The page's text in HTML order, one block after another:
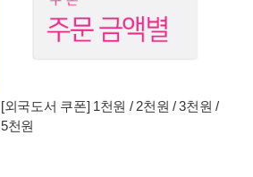
[외국도서 쿠폰] 1천원 / 2천원 / 3천원 /
5천원